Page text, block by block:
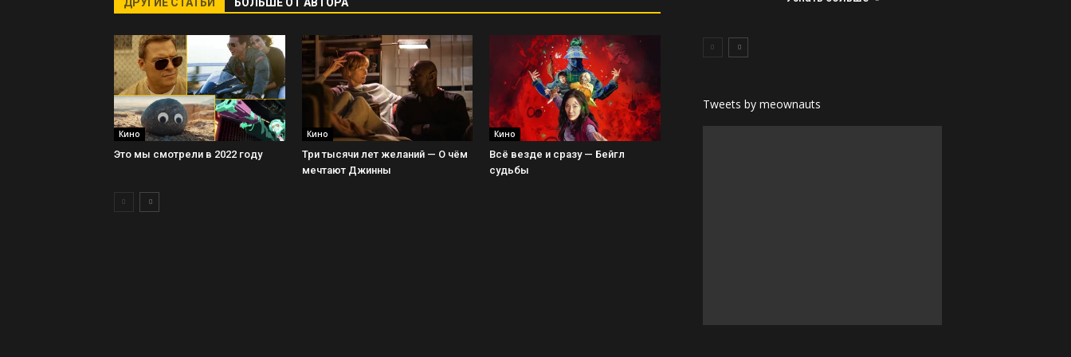
Кино
Это мы смотрели в 2022 году
Кино
Три тысячи лет желаний — О чём
мечтают Джинны
Кино
Всё везде и сразу — Бейгл
судьбы
Tweets by meownauts